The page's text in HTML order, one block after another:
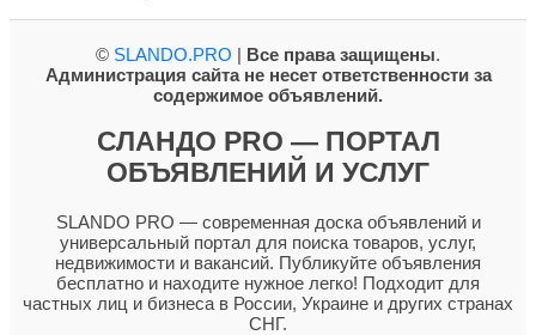
© SLANDO.PRO | Все права защищены.
Администрация сайта не несет ответственности за
содержимое объявлений.
СЛАНДО PRO — ПОРТАЛ
ОБЪЯВЛЕНИЙ И УСЛУГ
SLANDO PRO — современная доска объявлений и
универсальный портал для поиска товаров, услуг,
недвижимости и вакансий. Публикуйте объявления
бесплатно и находите нужное легко! Подходит для
частных лиц и бизнеса в России, Украине и других странах
СНГ.